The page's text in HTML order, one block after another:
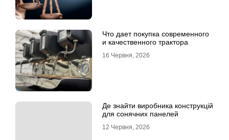
Что дает покупка современного
и качественного трактора
16 Червня, 2026
Де знайти виробника конструкцій
для сонячних панелей
12 Червня, 2026